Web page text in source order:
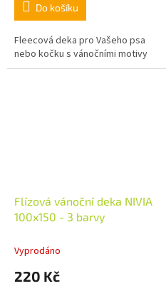
Do košíku
Fleecová deka pro Vašeho psa
nebo kočku s vánočními motivy
Flízová vánoční deka NIVIA
100x150 - 3 barvy
Vyprodáno
220 Kč